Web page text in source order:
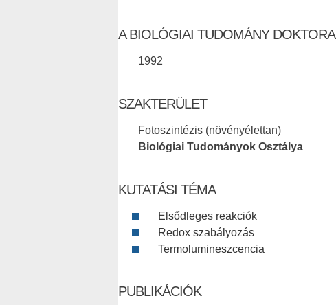
A BIOLÓGIAI TUDOMÁNY DOKTORA
1992
SZAKTERÜLET
Fotoszintézis (növényélettan)
Biológiai Tudományok Osztálya
KUTATÁSI TÉMA
Elsődleges reakciók
Redox szabályozás
Termolumineszcencia
PUBLIKÁCIÓK